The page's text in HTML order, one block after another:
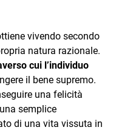
vivendo secondo
natura razionale.
cui l’individuo
il bene supremo.
una felicità
semplice
di una vita vissuta in